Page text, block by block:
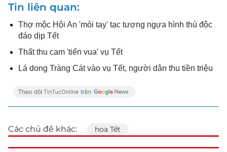
Tin liên quan
Thợ mộc Hội An 'mỏi tay' tạc tượng ngựa hình thù độc
đáo dịp Tết
Thất thu cam 'tiến vua' vụ Tết
Lá dong Tràng Cát vào vụ Tết, người dân thu tiền triệu
Các chủ đề khác: hoa Tết